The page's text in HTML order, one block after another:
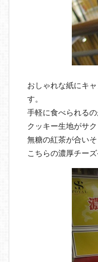
おしゃれな紙にキ
す。
手軽に食べられるの
クッキー生地がサ
無糖の紅茶が合いそ
こちらの濃厚チー